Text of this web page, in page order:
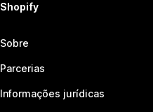
Shopify
Sobre
Parcerias
Informações jurídicas